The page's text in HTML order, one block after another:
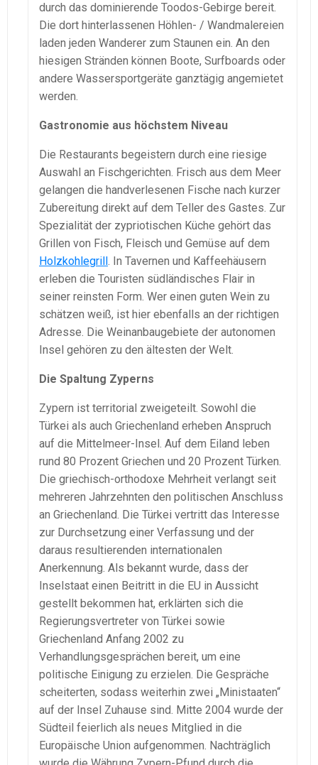
durch das dominierende Toodos-Gebirge bereit.
Die dort hinterlassenen Höhlen- / Wandmalereien
laden jeden Wanderer zum Staunen ein. An den
hiesigen Stränden können Boote, Surfboards oder
andere Wassersportgeräte ganztägig angemietet
werden.
Gastronomie aus höchstem Niveau
Die Restaurants begeistern durch eine riesige
Auswahl an Fischgerichten. Frisch aus dem Meer
gelangen die handverlesenen Fische nach kurzer
Zubereitung direkt auf dem Teller des Gastes. Zur
Spezialität der zypriotischen Küche gehört das
Grillen von Fisch, Fleisch und Gemüse auf dem
Holzkohlegrill . In Tavernen und Kaffeehäusern
erleben die Touristen südländisches Flair in
seiner reinsten Form. Wer einen guten Wein zu
schätzen weiß, ist hier ebenfalls an der richtigen
Adresse. Die Weinanbaugebiete der autonomen
Insel gehören zu den ältesten der Welt.
Die Spaltung Zyperns
Zypern ist territorial zweigeteilt. Sowohl die
Türkei als auch Griechenland erheben Anspruch
auf die Mittelmeer-Insel. Auf dem Eiland leben
rund 80 Prozent Griechen und 20 Prozent Türken.
Die griechisch-orthodoxe Mehrheit verlangt seit
mehreren Jahrzehnten den politischen Anschluss
an Griechenland. Die Türkei vertritt das Interesse
zur Durchsetzung einer Verfassung und der
daraus resultierenden internationalen
Anerkennung. Als bekannt wurde, dass der
Inselstaat einen Beitritt in die EU in Aussicht
gestellt bekommen hat, erklärten sich die
Regierungsvertreter von Türkei sowie
Griechenland Anfang 2002 zu
Verhandlungsgesprächen bereit, um eine
politische Einigung zu erzielen. Die Gespräche
scheiterten, sodass weiterhin zwei „Ministaaten“
auf der Insel Zuhause sind. Mitte 2004 wurde der
Südteil feierlich als neues Mitglied in die
Europäische Union aufgenommen. Nachträglich